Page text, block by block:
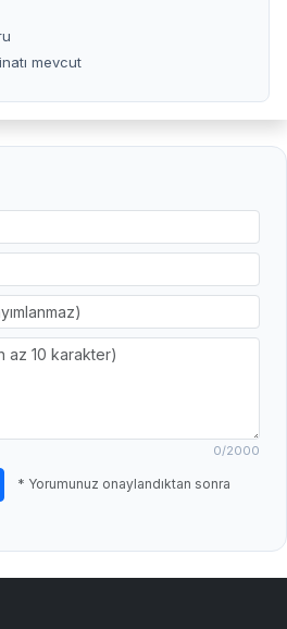
mevcut
0/2000
* Yorumunuz onaylandıktan sonra